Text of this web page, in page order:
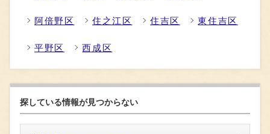
阿倍野区 住之江区 住吉区 東住吉区
平野区 西成区
探している情報が見つからない